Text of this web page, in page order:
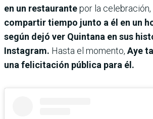
en un restaurantepor la
compartir tiempo junto a él en un
según dejó ver Quintana en sus
Instagram. Hasta el momento, Aye
una felicitación pública para él.